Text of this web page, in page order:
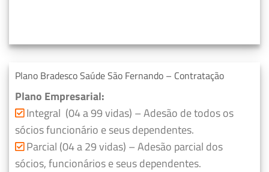
Plano Bradesco Saúde São Fernando – Contratação
Plano Empresarial:
Integral (04 a 99 vidas) – Adesão de todos os
sócios funcionário e seus dependentes.
Parcial (04 a 29 vidas) – Adesão parcial dos
sócios, funcionários e seus dependentes.